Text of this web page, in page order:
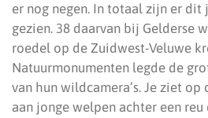
er nog negen. In totaal zijn er dit
gezien. 38 daarvan bij Gelderse
roedel op de Zuidwest-Veluwe
Natuurmonumenten legde de
van hun wildcamera’s. Je ziet
aan jonge welpen achter een